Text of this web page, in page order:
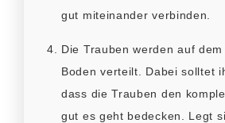
gut miteinander verbinden.
Die Trauben werden auf
Boden verteilt. Dabei solltet
dass die Trauben den
gut es geht bedecken. Legt